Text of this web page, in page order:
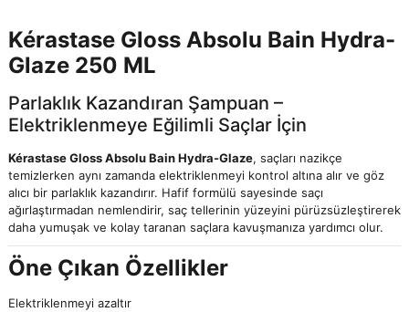
Kérastase Gloss Absolu Bain Hydra-
Glaze 250 ML
Parlaklık Kazandıran Şampuan –
Elektriklenmeye Eğilimli Saçlar İçin
Kérastase Gloss Absolu Bain Hydra-Glaze, saçları nazikçe
temizlerken aynı zamanda elektriklenmeyi kontrol altına alır ve göz
alıcı bir parlaklık kazandırır. Hafif formülü sayesinde saçı
ağırlaştırmadan nemlendirir, saç tellerinin yüzeyini pürüzsüzleştirerek
daha yumuşak ve kolay taranan saçlara kavuşmanıza yardımcı olur.
Öne Çıkan Özellikler
Elektriklenmeyi azaltır